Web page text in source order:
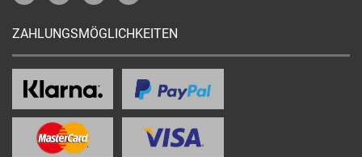
ZAHLUNGSMÖGLICHKEITEN